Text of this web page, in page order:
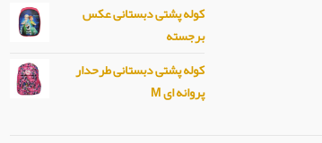
کوله پشتی دبستانی عکس
برجسته
کوله پشتی دبستانی طرحدار
پروانه ای M